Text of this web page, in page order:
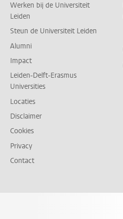
Werken bij de Universiteit
Leiden
Steun de Universiteit Leiden
Alumni
Impact
Leiden-Delft-Erasmus
Universities
Locaties
Disclaimer
Cookies
Privacy
Contact